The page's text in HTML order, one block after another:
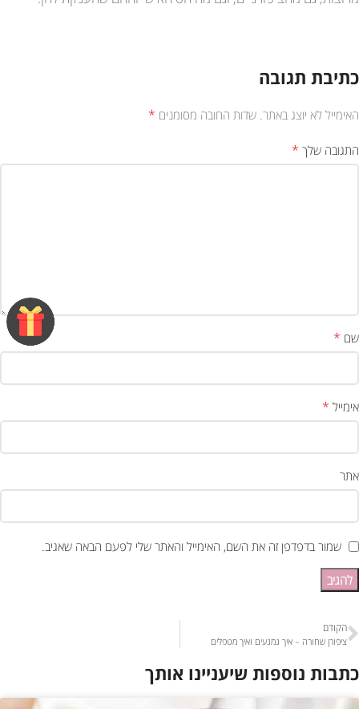
כתיבת תגובה
האימייל לא יוצג באתר. שדות החובה מסומנים *
התגובה שלך *
שם *
אימייל *
אתר
שמור בדפדפן זה את השם, האימייל והאתר שלי לפעם הבאה שאגיב.
הקודם
ציפורן שחורה – איך נמנעים ואיך מטפלים
כתבות נוספות שיעניינו אותך